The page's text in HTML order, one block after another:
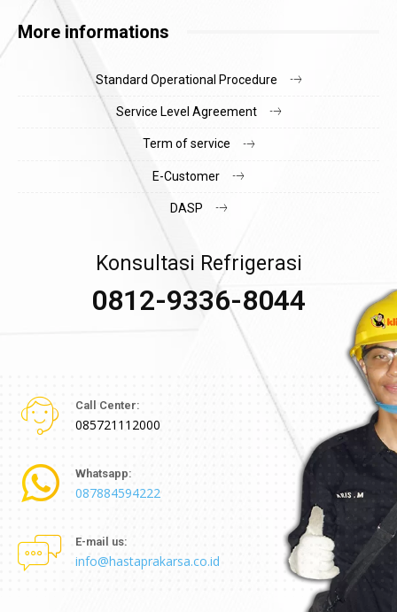
More informations
Standard Operational Procedure
Service Level Agreement
Term of service
E-Customer
DASP
Konsultasi Refrigerasi
0812-9336-8044
Call Center:
085721112000
Whatsapp:
087884594222
E-mail us:
info@hastaprakarsa.co.id